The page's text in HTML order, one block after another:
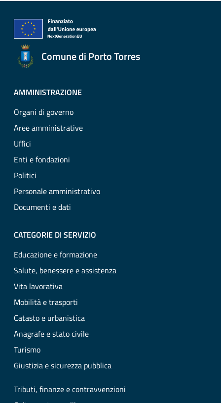
Comune di Porto Torres
AMMINISTRAZIONE
Organi di governo
Aree amministrative
Uffici
Enti e fondazioni
Politici
Personale amministrativo
Documenti e dati
CATEGORIE DI SERVIZIO
Educazione e formazione
Salute, benessere e assistenza
Vita lavorativa
Mobilità e trasporti
Catasto e urbanistica
Anagrafe e stato civile
Turismo
Giustizia e sicurezza pubblica
Tributi, finanze e contravvenzioni